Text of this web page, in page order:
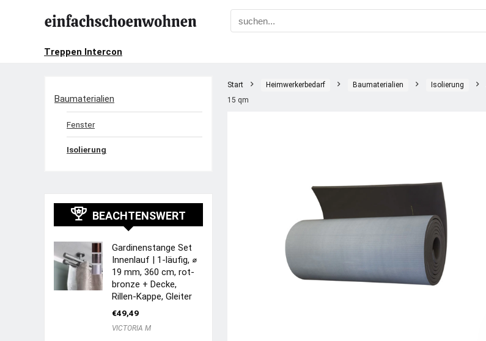
Treppen Intercon
Start Heimwerkerbedarf Baumaterialien Isolierung
15 qm
Baumaterialien
Fenster
Isolierung
BEACHTENSWERT
Gardinenstange Set
Innenlauf | 1-läufig, ⌀
19 mm, 360 cm, rot-
bronze + Decke,
Rillen-Kappe, Gleiter
€49,49
VICTORIA M